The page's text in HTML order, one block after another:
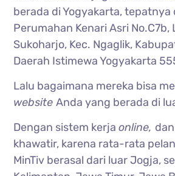
berada di Yogyakarta, tepatnya
Perumahan Kenari Asri No.C7b,
Sukoharjo, Kec. Ngaglik,
Daerah Istimewa Yogyakarta
Lalu bagaimana mereka bisa
websiteAnda yang berada di
Dengan sistem kerjaonline,
khawatir, karena rata-rata
MinTiv berasal dari luar Jogja,